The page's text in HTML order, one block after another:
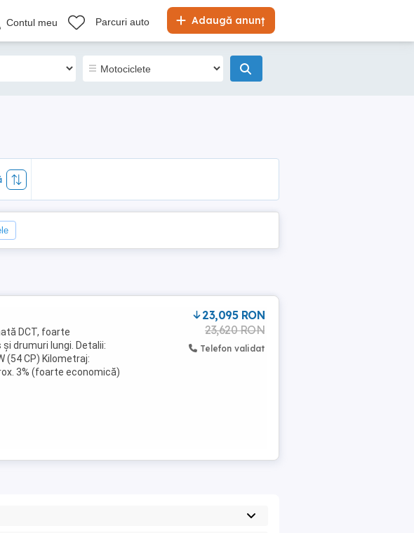
Adaugă anunț
Contul meu Parcuri auto
DCT, foarte
drumuri lungi. Detalii:
(54 CP) Kilometraj:
3% (foarte economică)
23,095 RON
23,620 RON
Telefon validat